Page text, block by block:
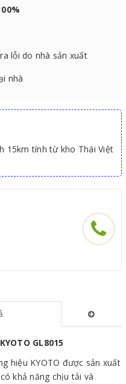
lỗi do nhà sản xuất
nhà
15km tính từ kho Thái Việt
GL8015
hiệu KYOTO được sản xuất
khả năng chịu tải và